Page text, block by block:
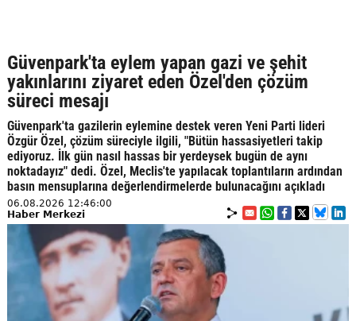
Güvenpark'ta eylem yapan gazi ve şehit
yakınlarını ziyaret eden Özel'den çözüm
süreci mesajı
Güvenpark'ta gazilerin eylemine destek veren Yeni Parti lideri
Özgür Özel, çözüm süreciyle ilgili, "Bütün hassasiyetleri takip
ediyoruz. İlk gün nasıl hassas bir yerdeysek bugün de aynı
noktadayız" dedi. Özel, Meclis'te yapılacak toplantıların ardından
basın mensuplarına değerlendirmelerde bulunacağını açıkladı
06.08.2026 12:46:00
Haber Merkezi